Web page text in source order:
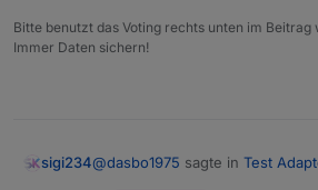
Bitte benutzt das Voting rechts unten im Beitrag
Immer Daten sichern!
sigi234@dasbo1975 sagte in Test